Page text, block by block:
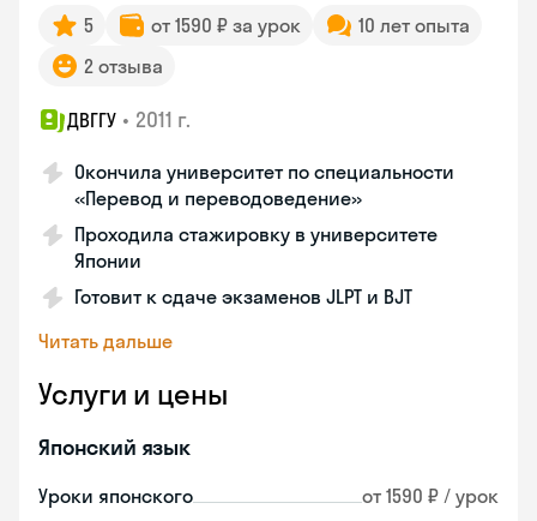
5 от 1590 ₽ за урок
10 лет опыта
2 отзыва
ДВГГУ • 2011 г.
Окончила университет по специальности
«Перевод и переводоведение»
Проходила стажировку в университете
Японии
Готовит к сдаче экзаменов JLPT и BJT
Читать дальше
Услуги и цены
Японский язык
Уроки японского от 1590 ₽ / урок